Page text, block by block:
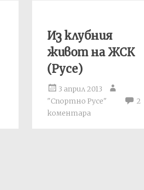
Из клубния
живот на ЖСК
(Русе)
3 април 2013
"Спортно Русе"
2
коментара